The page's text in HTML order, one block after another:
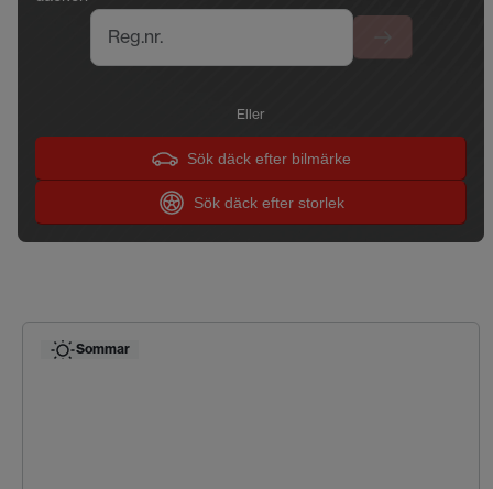
Reg.nr.
Eller
Sök däck efter bilmärke
Sök däck efter storlek
Sommar